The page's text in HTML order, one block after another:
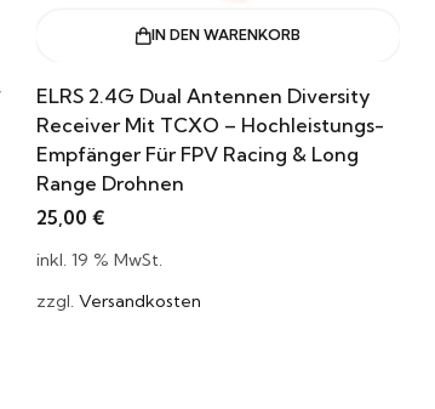
IN DEN WARENKORB
ELRS 2.4G Dual Antennen Diversity
Receiver Mit TCXO – Hochleistungs-
Empfänger Für FPV Racing & Long
Range Drohnen
25,00 €
inkl. 19 % MwSt.
zzgl. Versandkosten